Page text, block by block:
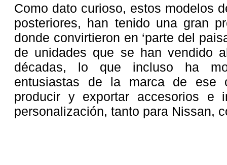
Como dato curioso, estos modelos
posteriores, han tenido una gran
donde convirtieron en ‘parte del
de unidades que se han vendido
décadas, lo que incluso ha
entusiastas de la marca de ese
producir y exportar accesorios e
personalización, tanto para Nissan,